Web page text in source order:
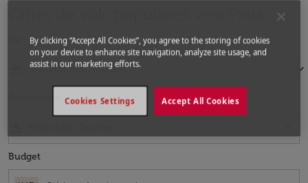
keyboard_arrow_down
Budget
By clicking “Accept All Cookies”, you agree to the storing of cookies
on your device to enhance site navigation, analyze site usage, and
assist in our marketing efforts.
Accept All Cookies
Cookies Settings